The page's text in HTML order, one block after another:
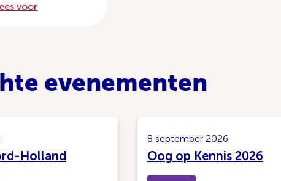
voor
evenementen
Holland
8 september 2026
Oog op Kennis 2026